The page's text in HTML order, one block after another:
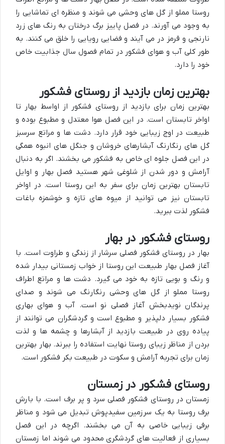
روستا مملو از گل های وحشی می شوند و منظره ای تماشایی را
به وجود می آورند. در فصل پاییز برگ درختان به رنگ های زرد
نارنجی و قرمز در می آیند و فضایی رویایی را خلق می کنند. به
طور کلی آب و هوای فشکور در تمام فصول سال جذابیت خاص
خود را دارد.
بهترین زمان بازدید از روستای فشکور
بهترین زمان برای بازدید از روستای فشکور از اواسط بهار تا
اواخر تابستان است. در این فصل هوا معتدل و مطبوع بوده و
طبیعت در اوج زیبایی خود قرار دارد. دشت ها و مراتع سرسبز
گل های رنگارنگ آبشارهای خروشان و جنگل های انبوه همگی
در این فصل جلوه ای خاص به فشکور می بخشند. اگر به دنبال
آرامش و دور شدن از شلوغی شهر هستید فصل بهار و اوایل
تابستان بهترین زمان برای سفر به این روستا است. در اواخر
تابستان نیز می توانید از میوه های تازه و خوشمزه باغات
فشکور لذت ببرید.
روستای فشکور در بهار
بهار در روستای فشکور فصلی سرشار از زندگی و طراوت است. با
آغاز فصل بهار طبیعت این روستا از خواب زمستانی بیدار شده
و رنگ و بویی تازه به خود می گیرد. دشت ها و مراتع اطراف
روستا مملو از گل های وحشی رنگارنگ می شوند و صدای
پرندگان نویدبخش آغاز فصلی نو است. آب و هوای بهاری
فشکور بسیار دلپذیر و مطبوع است و گردشگران می توانند از
پیاده روی در طبیعت بازدید از آبشارها و چشمه ها و لذت
بردن از مناظر زیبای روستا نهایت استفاده را ببرند. بهار بهترین
زمان برای تجربه آرامش و سکوت در طبیعت بکر فشکور است.
روستای فشکور در زمستان
زمستان در روستای فشکور فصلی سرد و پر برف است. با بارش
برف روستا به یک سرزمین سفیدپوش تبدیل می شود و مناظر
برفی زیبایی خاصی به آن می بخشند. اگرچه در این فصل
بسیاری از فعالیت های گردشگری محدود می شوند اما زمستان